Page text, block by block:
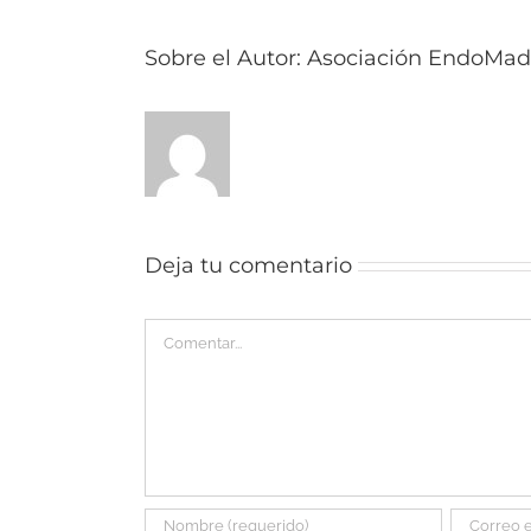
Sobre el Autor: Asociación
Deja tu comentario
Comentar